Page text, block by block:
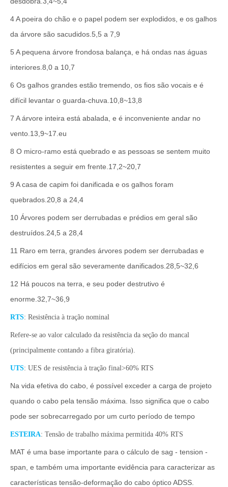
4 A poeira do chão e o papel podem ser explodidos, e os galhos
da árvore são sacudidos.5,5 a 7,9
5 A pequena árvore frondosa balança, e há ondas nas águas
interiores.8,0 a 10,7
6 Os galhos grandes estão tremendo, os fios são vocais e é
difícil levantar o guarda-chuva.10,8~13,8
7 A árvore inteira está abalada, e é inconveniente andar no
vento.13,9~17.eu
8 O micro-ramo está quebrado e as pessoas se sentem muito
resistentes a seguir em frente.17,2~20,7
9 A casa de capim foi danificada e os galhos foram
quebrados.20,8 a 24,4
10 Árvores podem ser derrubadas e prédios em geral são
destruídos.24,5 a 28,4
11 Raro em terra, grandes árvores podem ser derrubadas e
edifícios em geral são severamente danificados.28,5~32,6
12 Há poucos na terra, e seu poder destrutivo é
enorme.32,7~36,9
RTS: Resistência à tração nominal
Refere-se ao valor calculado da resistência da seção do mancal
(principalmente contando a fibra giratória).
UTS: UES de resistência à tração final>60% RTS
Na vida efetiva do cabo, é possível exceder a carga de projeto
quando o cabo pela tensão máxima. Isso significa que o cabo
pode ser sobrecarregado por um curto período de tempo
ESTEIRA: Tensão de trabalho máxima permitida 40% RTS
MAT é uma base importante para o cálculo de sag - tension -
span, e também uma importante evidência para caracterizar as
características tensão-deformação do cabo óptico ADSS.